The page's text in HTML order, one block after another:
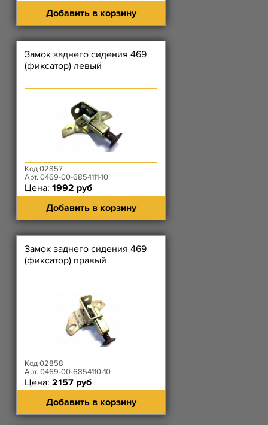
Добавить в корзину
Замок заднего сидения 469
(фиксатор) левый
Код 02857
Арт. 0469-00-6854111-10
Цена: 1992 руб
Добавить в корзину
Замок заднего сидения 469
(фиксатор) правый
Код 02858
Арт. 0469-00-6854110-10
Цена: 2157 руб
Добавить в корзину